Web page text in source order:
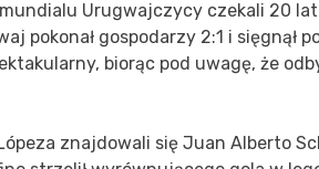
Urugwajczycy czekali 20
pokonał gospodarzy 2:1 i sięgnął
biorąc pod uwagę, że
znajdowali się Juan Alberto